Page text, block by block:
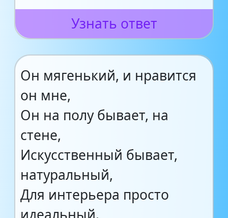
Узнать ответ
Он мягенький, и нравится
он мне,
Он на полу бывает, на
стене,
Искусственный бывает,
натуральный,
Для интерьера просто